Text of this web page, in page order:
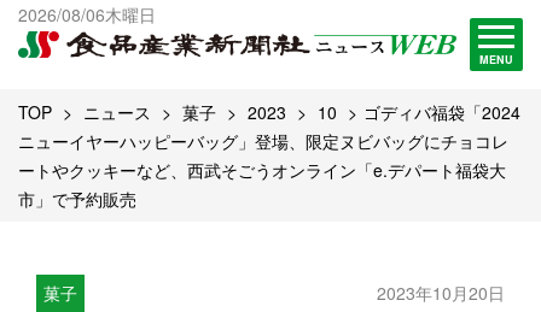
2026/08/06木曜日
MENU
出版物一覧へ
試読・購読申し込み
TOP ニュース 菓子 2023 10
ゴディバ福袋「2024
ニューイヤーハッピーバッグ」登場、限定ヌビバッグにチョコレ
ートやクッキーなど、西武そごうオンライン「e.デパート福袋大
市」で予約販売
菓子 2023年10月20日